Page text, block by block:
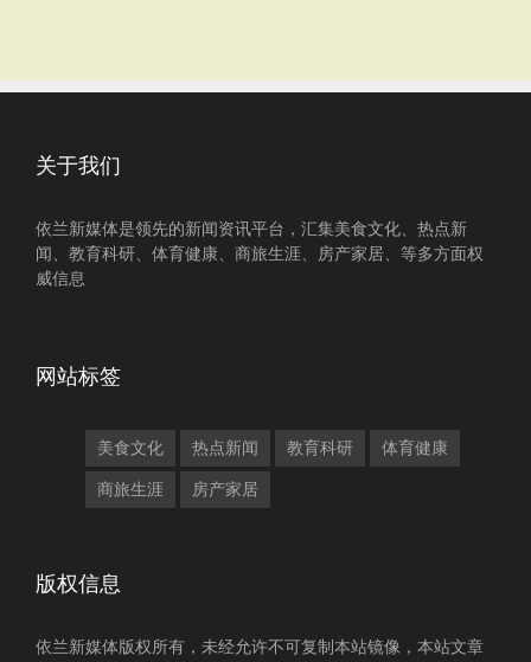
关于我们
依兰新媒体是领先的新闻资讯平台，汇集美食文化、热点新
闻、教育科研、体育健康、商旅生涯、房产家居、等多方面权
威信息
网站标签
美食文化 热点新闻 教育科研 体育健康
商旅生涯 房产家居
版权信息
依兰新媒体版权所有，未经允许不可复制本站镜像，本站文章